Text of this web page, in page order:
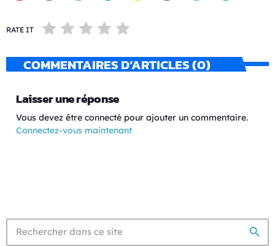
RATE IT
COMMENTAIRES D’ARTICLES (0)
Laisser une réponse
Vous devez être connecté pour ajouter un commentaire.
Connectez-vous maintenant
search